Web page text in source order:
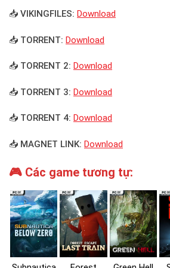
📥 VIKINGFILES: Download
📥 TORRENT: Download
📥 TORRENT 2: Download
📥 TORRENT 3: Download
📥 TORRENT 4: Download
📥 MAGNET LINK: Download
🎮 Các game tương tự: